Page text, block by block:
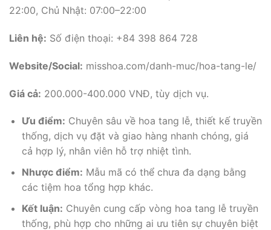
22:00, Chủ Nhật: 07:00–22:00
Liên hệ: Số điện thoại: +84 398 864 728
Website/Social: misshoa.com/danh-muc/hoa-tang-le/
Giá cả: 200.000-400.000 VNĐ, tùy dịch vụ.
Ưu điểm: Chuyên sâu về hoa tang lễ, thiết kế truyền
thống, dịch vụ đặt và giao hàng nhanh chóng, giá
cả hợp lý, nhân viên hỗ trợ nhiệt tình.
Nhược điểm: Mẫu mã có thể chưa đa dạng bằng
các tiệm hoa tổng hợp khác.
Kết luận: Chuyên cung cấp vòng hoa tang lễ truyền
thống, phù hợp cho những ai ưu tiên sự chuyên biệt